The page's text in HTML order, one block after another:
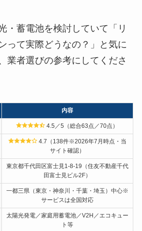
・蓄電池を検討していて「リ
って実際どうなの？」と気に
業者選びの参考にしてくださ
内容
4.5／5（総合63点／70点）
4.7（138件※2026年7月時点・当
サイト確認）
東京都千代田区富士見1-8-19（住友不動産千代
田富士見ビル2F）
一都三県（東京・神奈川・千葉・埼玉）中心※
サービスは全国対応
太陽光発電／家庭用蓄電池／V2H／エコキュー
ト等